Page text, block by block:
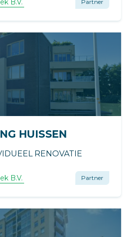
B.V. Partner
HUISSEN
RENOVATIE
B.V. Partner